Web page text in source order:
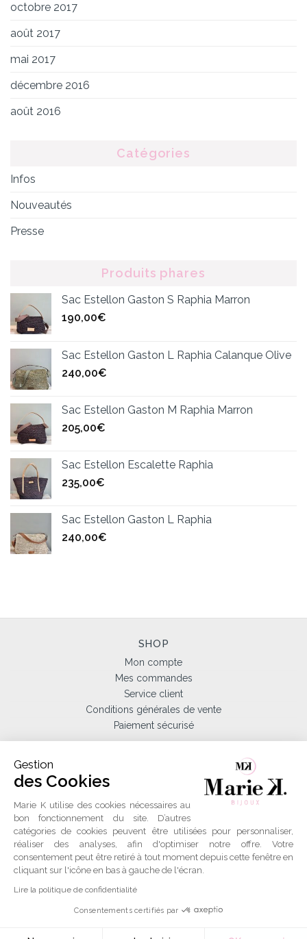
octobre 2017
août 2017
mai 2017
décembre 2016
août 2016
Catégories
Infos
Nouveautés
Presse
Produits phares
Sac Estellon Gaston S Raphia Marron
190,00€
Sac Estellon Gaston L Raphia Calanque Olive
240,00€
Sac Estellon Gaston M Raphia Marron
205,00€
Sac Estellon Escalette Raphia
235,00€
Sac Estellon Gaston L Raphia
240,00€
SHOP
Mon compte
Mes commandes
Service client
Conditions générales de vente
Paiement sécurisé
E-mail :
contact@mariek-bijoux.fr
ILS NOUS FONT CONFIANCE
Découvrez tous les avis
SUIVEZ-NOUS sur
Facebook et instagram
Réalisation Azuracom
Gestion
des Cookies
Marie K utilise des cookies nécessaires au
bon fonctionnement du site. D’autres
catégories de cookies peuvent être utilisées pour personnaliser,
réaliser des analyses, afin d'optimiser notre offre. Votre
consentement peut être retiré à tout moment depuis cette fenêtre en
cliquant sur l'icône en bas à gauche de l'écran.
Lire la politique de confidentialité
Consentements certifiés par